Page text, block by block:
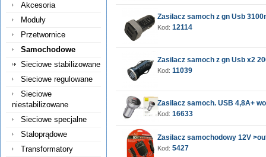
Akcesoria
Moduły
Przetwornice
Samochodowe
Sieciowe stabilizowane
Sieciowe regulowane
Sieciowe
niestabilizowane
Sieciowe specjalne
Stałoprądowe
Transformatory
Zasilacz samoch z gn Usb
Kod: 12114
Zasilacz samoch z gn Usb x2
Kod: 11039
Zasilacz samoch. USB 4,8A+
Kod: 16633
Zasilacz samochodowy 12V
Kod: 5427